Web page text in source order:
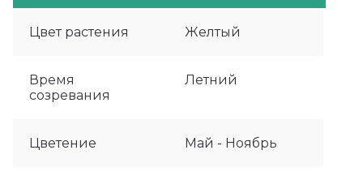
Цвет растения Желтый
Время
созревания
Летний
Цветение Май - Ноябрь